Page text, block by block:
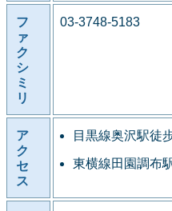
フ
ァ
ク
シ
ミ
リ
03-3748-5183
ア
ク
セ
ス
目黒線奥沢駅徒
東横線田園調布